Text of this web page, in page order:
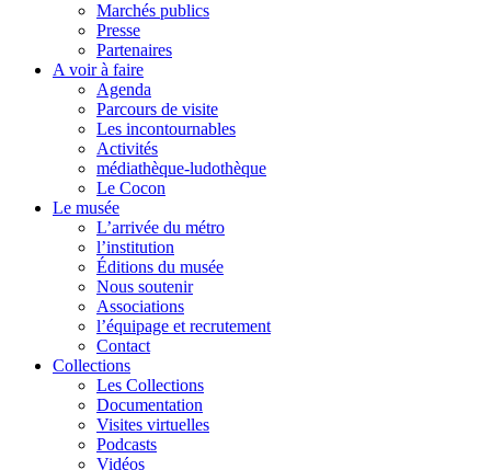
Marchés publics
Presse
Partenaires
A voir à faire
Agenda
Parcours de visite
Les incontournables
Activités
médiathèque-ludothèque
Le Cocon
Le musée
L’arrivée du métro
l’institution
Éditions du musée
Nous soutenir
Associations
l’équipage et recrutement
Contact
Collections
Les Collections
Documentation
Visites virtuelles
Podcasts
Vidéos